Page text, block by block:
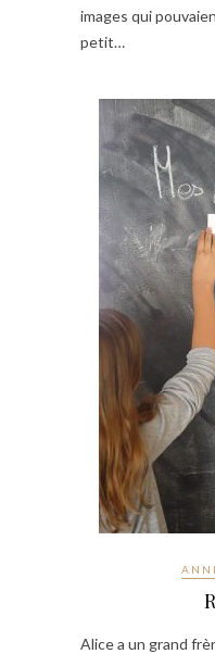
images qui
petit…
Alice a un grand